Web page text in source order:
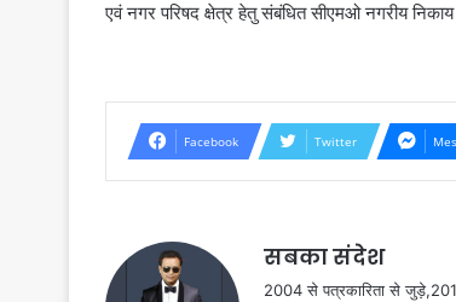
एवं नगर परिषद क्षेत्र हेतु संबंधित सीएमओ नगरीय
Facebook Twitter
सबका संदेश
2004 से पत्रकारिता से